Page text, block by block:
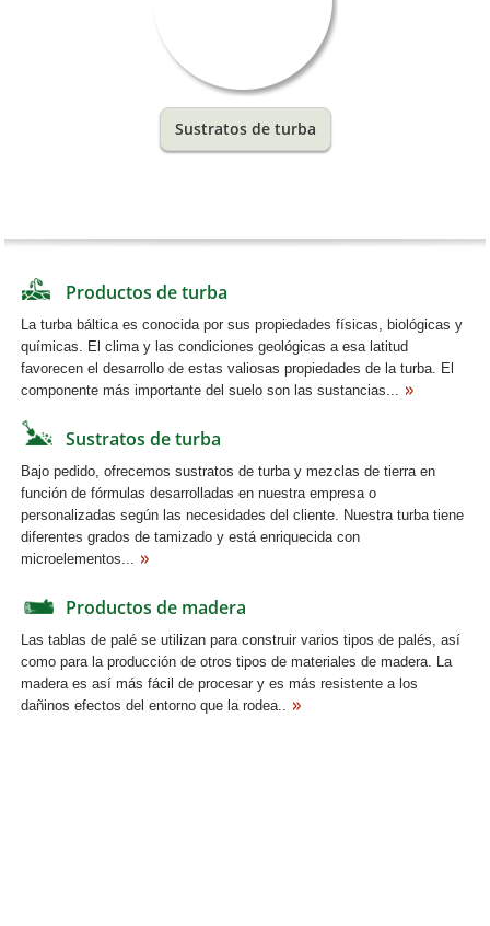
Sustratos de turba
Productos de turba
La turba báltica es conocida por sus propiedades físicas, biológicas y
químicas. El clima y las condiciones geológicas a esa latitud
favorecen el desarrollo de estas valiosas propiedades de la turba. El
componente más importante del suelo son las sustancias...
Sustratos de turba
Bajo pedido, ofrecemos sustratos de turba y mezclas de tierra en
función de fórmulas desarrolladas en nuestra empresa o
personalizadas según las necesidades del cliente. Nuestra turba tiene
diferentes grados de tamizado y está enriquecida con
microelementos...
Productos de madera
Las tablas de palé se utilizan para construir varios tipos de palés, así
como para la producción de otros tipos de materiales de madera. La
madera es así más fácil de procesar y es más resistente a los
dañinos efectos del entorno que la rodea..